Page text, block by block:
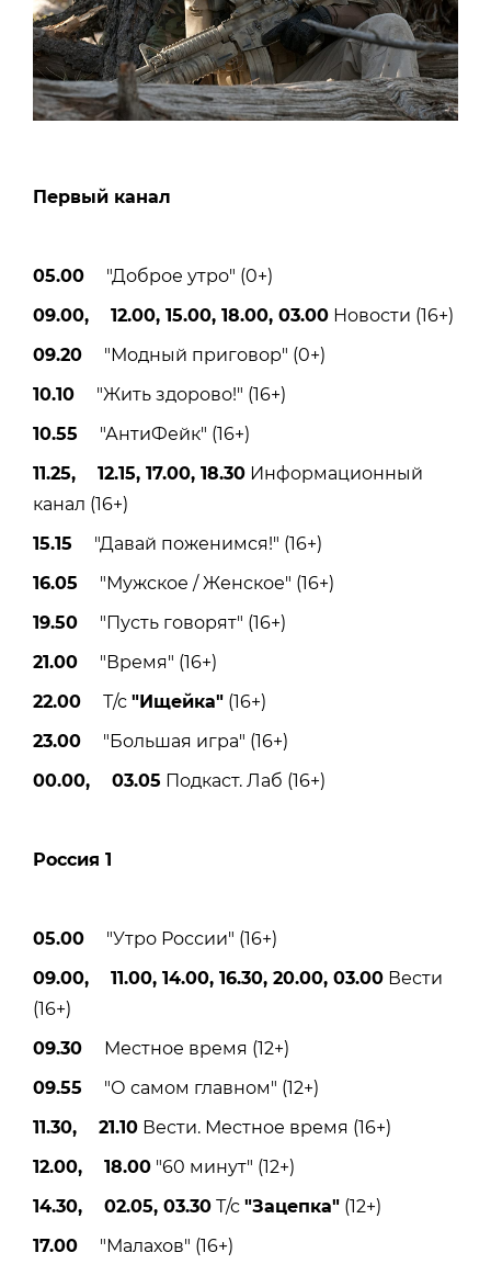
Первый канал
05.00 "Доброе утро" (0+)
09.00, 12.00, 15.00, 18.00, 03.00 Новости (16+)
09.20 "Модный приговор" (0+)
10.10 "Жить здорово!" (16+)
10.55 "АнтиФейк" (16+)
11.25, 12.15, 17.00, 18.30 Инфoрмационный
канал (16+)
15.15 "Давай поженимся!" (16+)
16.05 "Мужское / Женское" (16+)
19.50 "Пусть говорят" (16+)
21.00 "Время" (16+)
22.00 Т/с "Ищейка" (16+)
23.00 "Большая игра" (16+)
00.00, 03.05 Подкаст. Лаб (16+)
Россия 1
05.00 "Утро России" (16+)
09.00, 11.00, 14.00, 16.30, 20.00, 03.00 Вести
(16+)
09.30 Местное время (12+)
09.55 "О самом главном" (12+)
11.30, 21.10 Вести. Местное время (16+)
12.00, 18.00 "60 минут" (12+)
14.30, 02.05, 03.30 Т/с "Зацепка" (12+)
17.00 "Малахов" (16+)